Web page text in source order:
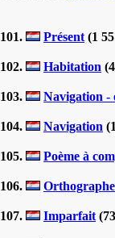
101. Présent (1
102. Habitation
103. Navigation -
104. Navigation
105. Poème à
106.
107. Imparfait